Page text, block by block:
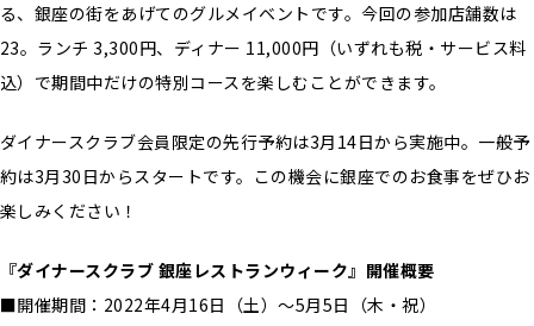
る、銀座の街をあげてのグルメイベントです。今回の参加店舗数は
23。ランチ 3,300円、ディナー 11,000円（いずれも税・サービス料
込）で期間中だけの特別コースを楽しむことができます。
ダイナースクラブ会員限定の先行予約は3月14日から実施中。一般予
約は3月30日からスタートです。この機会に銀座でのお食事をぜひお
楽しみください！
『ダイナースクラブ 銀座レストランウィーク』開催概要
■開催期間：2022年4月16日（土）～5月5日（木・祝）